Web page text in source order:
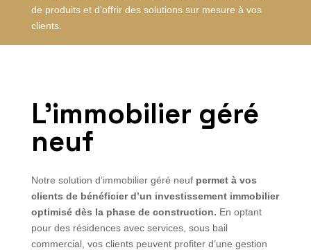
de produits et d'offrir des solutions sur mesure à vos
clients.
L’immobilier géré
neuf
Notre solution d’immobilier géré neuf permet à vos
clients de bénéficier d’un investissement immobilier
optimisé dès la phase de construction. En optant
pour des résidences avec services, sous bail
commercial, vos clients peuvent profiter d’une gestion